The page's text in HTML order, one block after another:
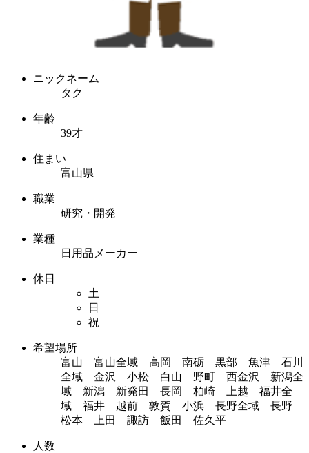
ニックネーム
タク
年齢
39才
住まい
富山県
職業
研究・開発
業種
日用品メーカー
休日
土
日
祝
希望場所
富山 富山全域 高岡 南砺 黒部 魚津 石川
全域 金沢 小松 白山 野町 西金沢 新潟全
域 新潟 新発田 長岡 柏崎 上越 福井全
域 福井 越前 敦賀 小浜 長野全域 長野
松本 上田 諏訪 飯田 佐久平
人数